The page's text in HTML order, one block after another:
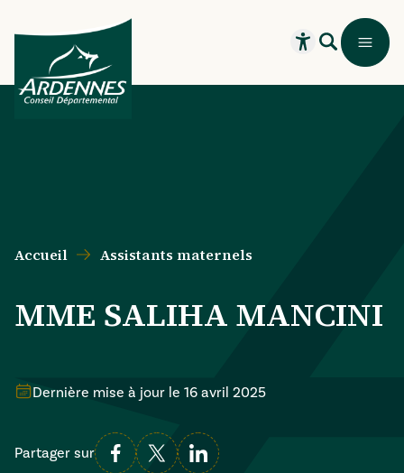
Recherche
Ouvrir leMenu
Accueil Assistants maternels
MME SALIHA MANCINI
Dernière mise à jour le 16 avril 2025
Partager sur